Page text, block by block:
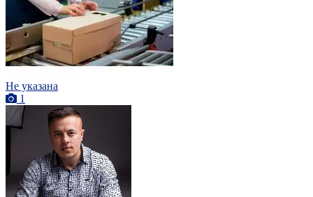
Не указана
1